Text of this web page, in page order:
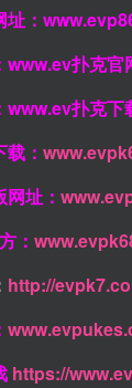
：
www.ev扑克官
www.ev扑克下
：
址：
：
http://
https://